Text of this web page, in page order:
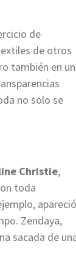
de
de otros
también en un
no solo se
Christie,
toda
apareció
Zendaya,
sacada de